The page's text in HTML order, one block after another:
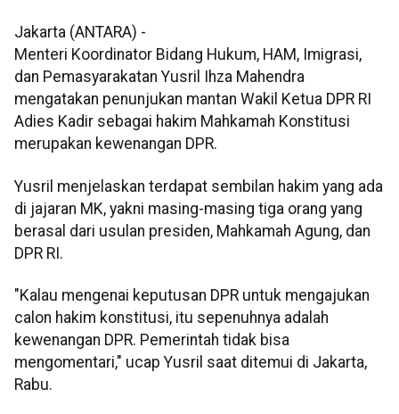
Jakarta (ANTARA) -
Menteri Koordinator Bidang Hukum, HAM, Imigrasi,
dan Pemasyarakatan Yusril Ihza Mahendra
mengatakan penunjukan mantan Wakil Ketua DPR RI
Adies Kadir sebagai hakim Mahkamah Konstitusi
merupakan kewenangan DPR.
Yusril menjelaskan terdapat sembilan hakim yang ada
di jajaran MK, yakni masing-masing tiga orang yang
berasal dari usulan presiden, Mahkamah Agung, dan
DPR RI.
"Kalau mengenai keputusan DPR untuk mengajukan
calon hakim konstitusi, itu sepenuhnya adalah
kewenangan DPR. Pemerintah tidak bisa
mengomentari," ucap Yusril saat ditemui di Jakarta,
Rabu.